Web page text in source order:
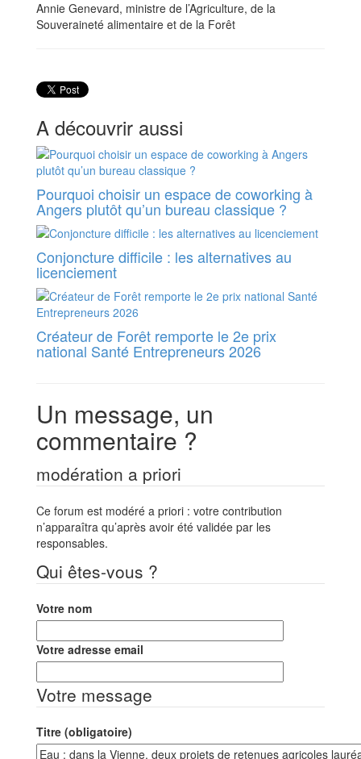
Annie Genevard, ministre de l’Agriculture, de la
Souveraineté alimentaire et de la Forêt
A découvrir aussi
Pourquoi choisir un espace de coworking à
Angers plutôt qu’un bureau classique ?
Conjoncture difficile : les alternatives au
licenciement
Créateur de Forêt remporte le 2e prix
national Santé Entrepreneurs 2026
Un message, un
commentaire ?
modération a priori
Ce forum est modéré a priori : votre contribution
n’apparaîtra qu’après avoir été validée par les
responsables.
Qui êtes-vous ?
Votre nom
Votre adresse email
Votre message
Titre (obligatoire)